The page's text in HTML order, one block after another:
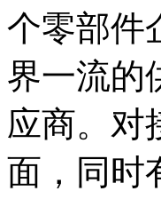
个零部件
界一流的
应商。对
面，同时